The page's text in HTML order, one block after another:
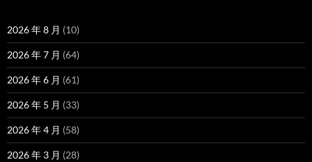
2026 年 8 月 (10)
2026 年 7 月 (64)
2026 年 6 月 (61)
2026 年 5 月 (33)
2026 年 4 月 (58)
2026 年 3 月 (28)